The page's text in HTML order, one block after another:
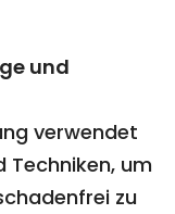
und
verwendet
Techniken, um
zu